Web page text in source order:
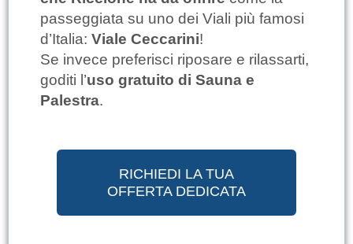
passeggiata su uno dei Viali più famosi
d’Italia: Viale Ceccarini!
Se invece preferisci riposare e rilassarti,
goditi l’uso gratuito di Sauna e
Palestra.
RICHIEDI LA TUA
OFFERTA DEDICATA